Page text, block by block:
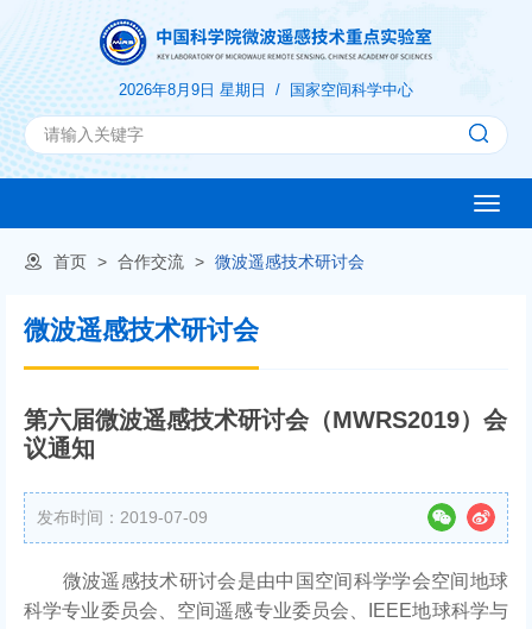
2026年8月9日 星期日 / 国家空间科学中心
Toggle
首页 > 合作交流 > 微波遥感技术研讨会
微波遥感技术研讨会
第六届微波遥感技术研讨会（MWRS2019）会
议通知
发布时间：2019-07-09
微波遥感技术研讨会是由中国空间科学学会空间地球
科学专业委员会、空间遥感专业委员会、IEEE地球科学与